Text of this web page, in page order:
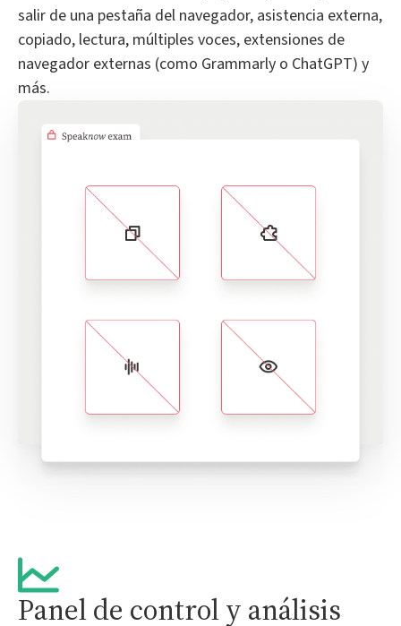
salir de una pestaña del navegador, asistencia externa,
copiado, lectura, múltiples voces, extensiones de
navegador externas (como Grammarly o ChatGPT) y
más.
Panel de control y análisis